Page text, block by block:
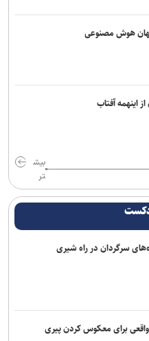
بندرعباس–لار مسدود است
و البرز/ وزش باد شدید و
در تکمیل پروژه‌های عمرانی
از حقیقت و انسجام ملی نقشی
ارزشمند برای حکمرانی اقتصادی
هوش مصنوعی
اینهمه آفتاب
بیش
تر
سرگردان در راه شیری
واقعی برای معکوس کردن پیری